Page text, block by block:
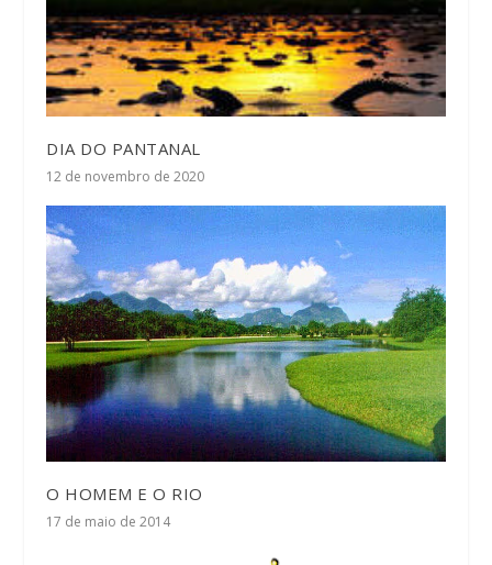
DIA DO PANTANAL
12 de novembro de 2020
O HOMEM E O RIO
17 de maio de 2014